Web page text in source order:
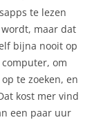
te lezen
maar dat
bijna nooit op
om
te zoeken, en
kost mer vind
een paar uur